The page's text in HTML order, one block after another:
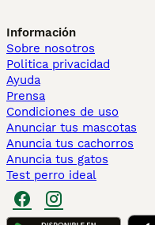
Información
Sobre nosotros
Politica privacidad
Ayuda
Prensa
Condiciones de uso
Anunciar tus mascotas
Anuncia tus cachorros
Anuncia tus gatos
Test perro ideal